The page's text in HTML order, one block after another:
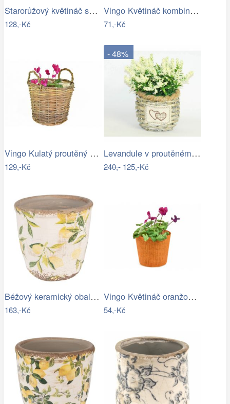
Starorůžový květináč se vzorem a…
128,-Kč
Vingo Květináč kombinace přírodní a…
71,-Kč
Vingo Kulatý proutěný obal na…
129,-Kč
- 48%
Levandule v proutěném květináči
240,-125,-Kč
Béžový keramický obal na květináč s…
163,-Kč
Vingo Květináč oranžový s igelitovou…
54,-Kč